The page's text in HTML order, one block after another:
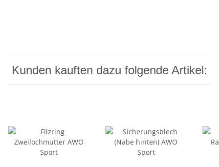
Kunden kauften dazu folgende Artikel: